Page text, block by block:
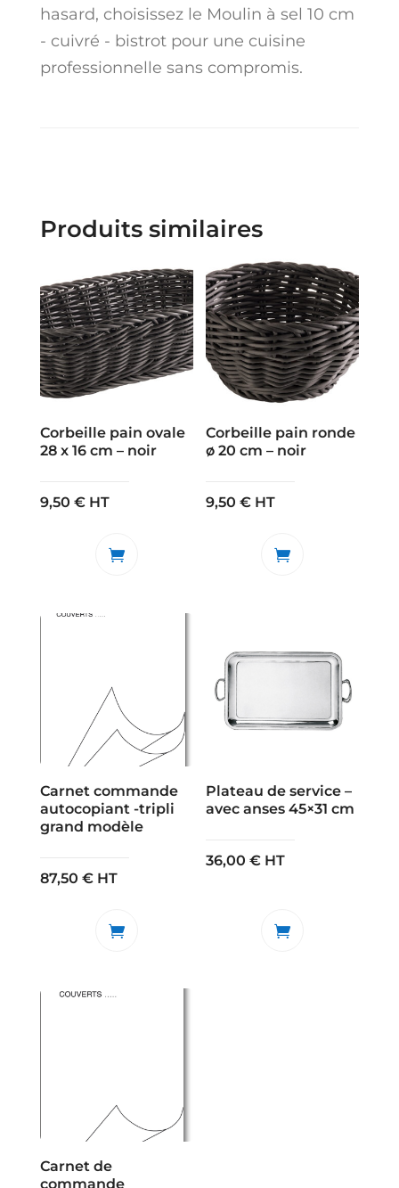
hasard, choisissez le Moulin à sel 10 cm
- cuivré - bistrot pour une cuisine
professionnelle sans compromis.
Produits similaires
Corbeille pain ovale
28 x 16 cm – noir
9,50 € HT
Corbeille pain ronde
ø 20 cm – noir
9,50€ HT
Carnet commande
autocopiant -tripli
grand modèle
87,50 € HT
Plateau de service –
avec anses 45×31 cm
36,00€ HT
Carnet de
commande